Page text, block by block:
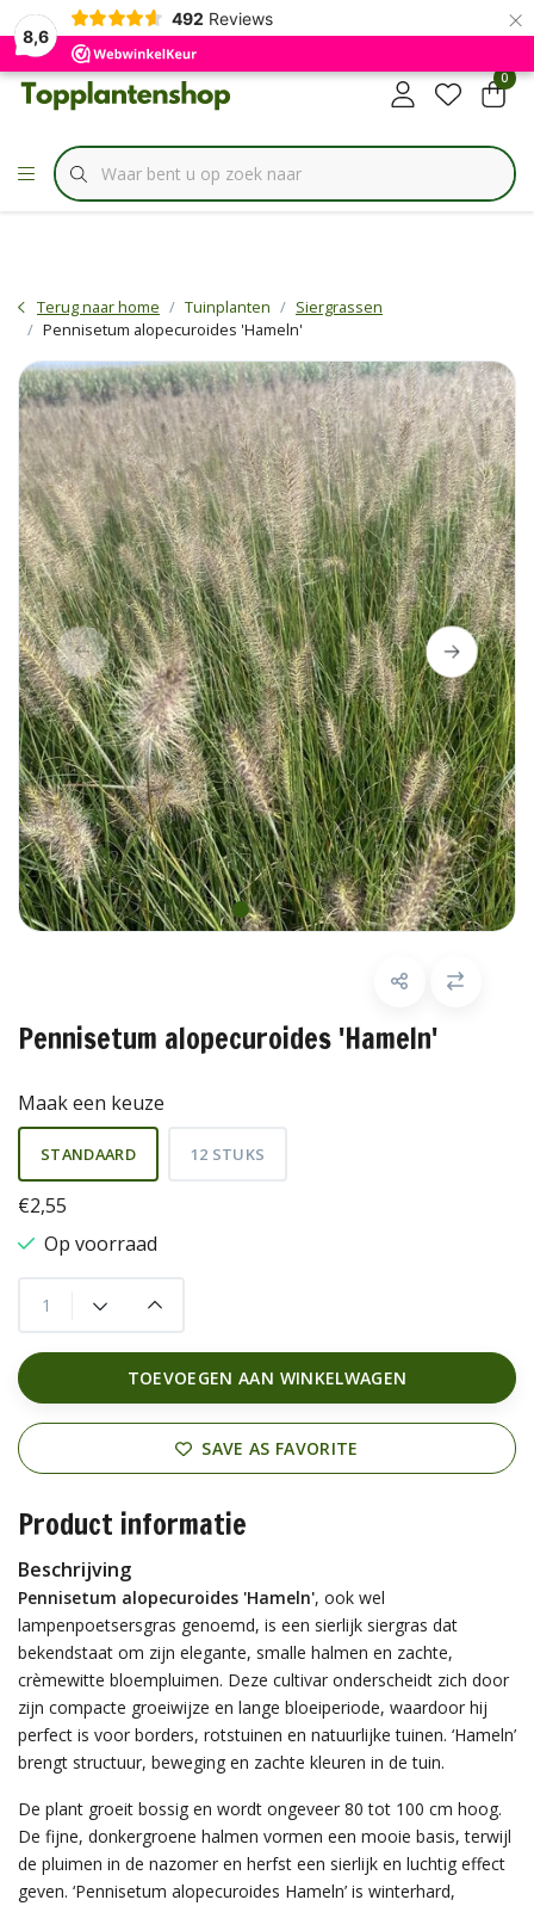
8,6
492 Reviews ×
✔Specialist inBorderbundels
0
Terug naar home Tuinplanten
Siergrassen
Pennisetum alopecuroides 'Hameln'
Pennisetum alopecuroides 'Hameln'
Maak een keuze
STANDAARD 12 STUKS
€2,55
Op voorraad
TOEVOEGEN AAN WINKELWAGEN
SAVE AS FAVORITE
Product informatie
Beschrijving
Pennisetum alopecuroides 'Hameln', ook wel
lampenpoetsersgras genoemd, is een sierlijk siergras dat
bekendstaat om zijn elegante, smalle halmen en zachte,
crèmewitte bloempluimen. Deze cultivar onderscheidt zich door
zijn compacte groeiwijze en lange bloeiperiode, waardoor hij
perfect is voor borders, rotstuinen en natuurlijke tuinen. ‘Hameln’
brengt structuur, beweging en zachte kleuren in de tuin.
De plant groeit bossig en wordt ongeveer 80 tot 100 cm hoog.
De fijne, donkergroene halmen vormen een mooie basis, terwijl
de pluimen in de nazomer en herfst een sierlijk en luchtig effect
geven. ‘Pennisetum alopecuroides Hameln’ is winterhard,